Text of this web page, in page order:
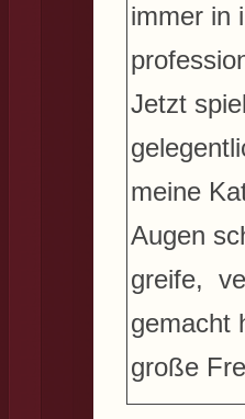
immer in
Jetzt
meine
Augen
greife,
gemacht
große